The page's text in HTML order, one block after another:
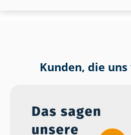
Kunden, die